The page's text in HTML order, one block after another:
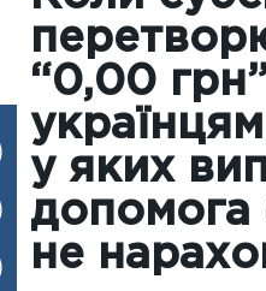
“0,00
у яких
допомога
не